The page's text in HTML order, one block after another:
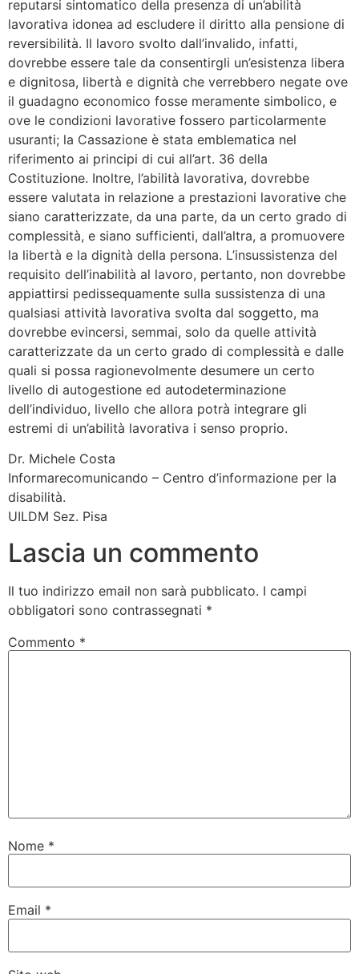
reputarsi sintomatico della presenza di un’abilità
lavorativa idonea ad escludere il diritto alla pensione di
reversibilità. Il lavoro svolto dall’invalido, infatti,
dovrebbe essere tale da consentirgli un’esistenza libera
e dignitosa, libertà e dignità che verrebbero negate ove
il guadagno economico fosse meramente simbolico, e
ove le condizioni lavorative fossero particolarmente
usuranti; la Cassazione è stata emblematica nel
riferimento ai principi di cui all’art. 36 della
Costituzione. Inoltre, l’abilità lavorativa, dovrebbe
essere valutata in relazione a prestazioni lavorative che
siano caratterizzate, da una parte, da un certo grado di
complessità, e siano sufficienti, dall’altra, a promuovere
la libertà e la dignità della persona. L’insussistenza del
requisito dell’inabilità al lavoro, pertanto, non dovrebbe
appiattirsi pedissequamente sulla sussistenza di una
qualsiasi attività lavorativa svolta dal soggetto, ma
dovrebbe evincersi, semmai, solo da quelle attività
caratterizzate da un certo grado di complessità e dalle
quali si possa ragionevolmente desumere un certo
livello di autogestione ed autodeterminazione
dell’individuo, livello che allora potrà integrare gli
estremi di un’abilità lavorativa i senso proprio.
Dr. Michele Costa
Informarecomunicando – Centro d’informazione per la
disabilità.
UILDM Sez. Pisa
Lascia un commento
Il tuo indirizzo email non sarà pubblicato. I campi
obbligatori sono contrassegnati *
Commento *
Nome *
Email *